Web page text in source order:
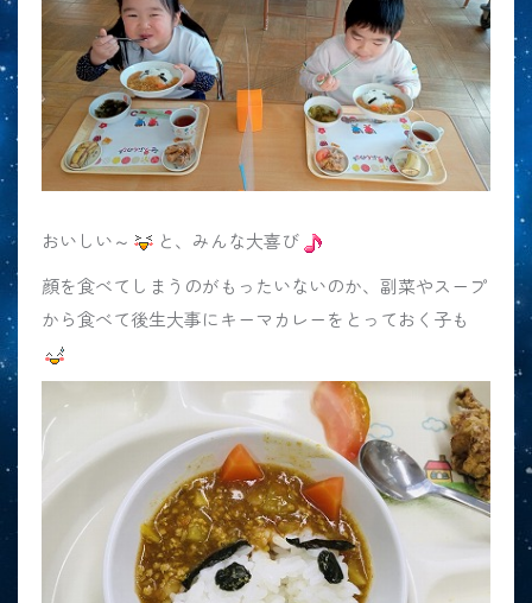
おいしい～
と、みんな大喜び
顔を食べてしまうのがもったいないのか、副菜やスープ
から食べて後生大事にキーマカレーをとっておく子も